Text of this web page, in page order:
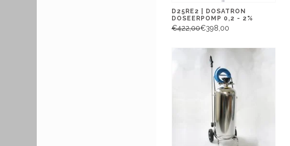
D25RE2 | DOSATRON
DOSEERPOMP 0,2 - 2%
€422,00€398,00